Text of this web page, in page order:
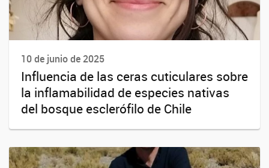
10 de junio de 2025
Influencia de las ceras cuticulares sobre
la inflamabilidad de especies nativas
del bosque esclerófilo de Chile